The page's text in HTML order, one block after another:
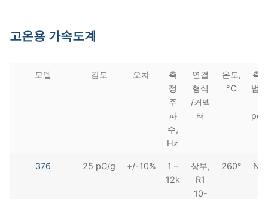
고온용 가속도계
모델 감도 오차
측
정
주
파
수,
Hz
연결
형식
/커넥
터
온도,
°C
측
범
376 25 pC/g +/-10%
1 –
12k
상부,
R1
10-
260° N/A